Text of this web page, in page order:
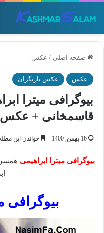
صفحه اصلی / عکس
عکس عکس بازیگران
بیوگرافی میترا
قاسمخانی + عکس
16 بهمن, 1400 خواندن این مطلب 1 دقیقه زمان
بیوگرافی میترا ابراهیمی
بیوگرافی